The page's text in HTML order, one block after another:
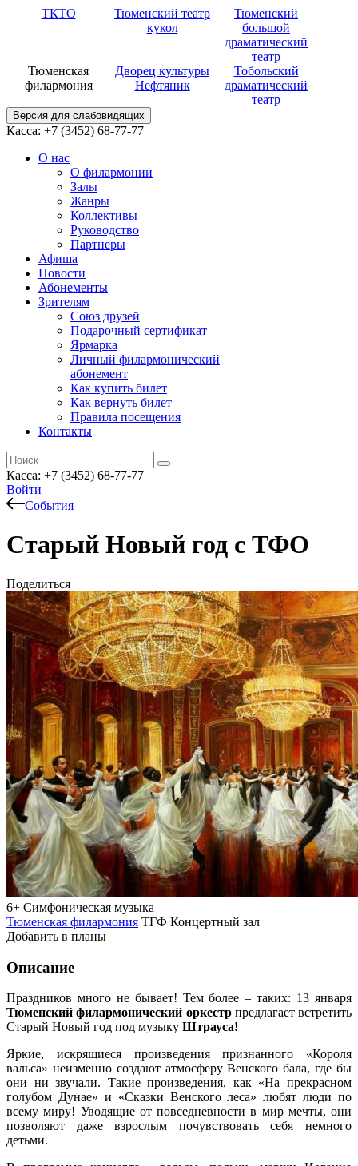
ТКТО
Тюменский театр
кукол
Тюменский
большой
драматический
театр
Тюменская
филармония
Дворец культуры
Нефтяник
Тобольский
драматический
театр
Версия для слабовидящих
Касса: +7 (3452) 68-77-77
О нас
О филармонии
Залы
Жанры
Коллективы
Руководство
Партнеры
Афиша
Новости
Абонементы
Зрителям
Союз друзей
Подарочный сертификат
Ярмарка
Личный филармонический
абонемент
Как купить билет
Как вернуть билет
Правила посещения
Контакты
Касса: +7 (3452) 68-77-77
Войти
События
Старый Новый год с ТФО
Поделиться
6+ Симфоническая музыка
Тюменская филармония ТГФ Концертный зал
Добавить в планы
Описание
Праздников много не бывает! Тем более – таких: 13 января
Тюменский филармонический оркестрпредлагает встретить
Старый Новый год под музыку Штрауса!
Яркие, искрящиеся произведения признанного «Короля
вальса» неизменно создают атмосферу Венского бала, где бы
они ни звучали. Такие произведения, как «На прекрасном
голубом Дунае» и «Сказки Венского леса» любят люди по
всему миру! Уводящие от повседневности в мир мечты, они
позволяют даже взрослым почувствовать себя немного
детьми.